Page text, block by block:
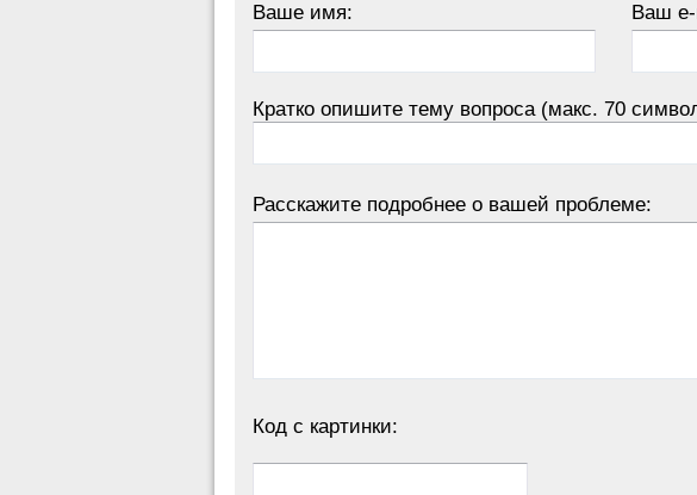
Ваше имя: Ваш
Кратко опишите тему вопроса (макс. 70
Расскажите подробнее о вашей проблеме:
Код с картинки: